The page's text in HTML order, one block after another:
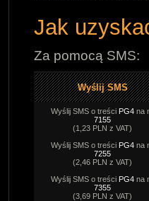
Jak
Za pomocą SMS:
Wyślij SMS
Wyślij SMS o treści PG4 na
7155
(1,23 PLN z VAT)
Wyślij SMS o treści PG4 na
7255
(2,46 PLN z VAT)
Wyślij SMS o treści PG4 na
7355
(3,69 PLN z VAT)